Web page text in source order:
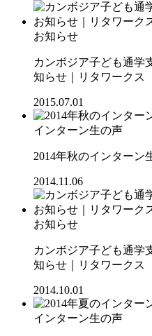
お知らせ
カンボジア子ども通学
知らせ｜リタワークス
2015.07.01
インターン生の声
2014年秋のインターン
2014.11.06
お知らせ
カンボジア子ども通学
知らせ｜リタワークス
2014.10.01
インターン生の声